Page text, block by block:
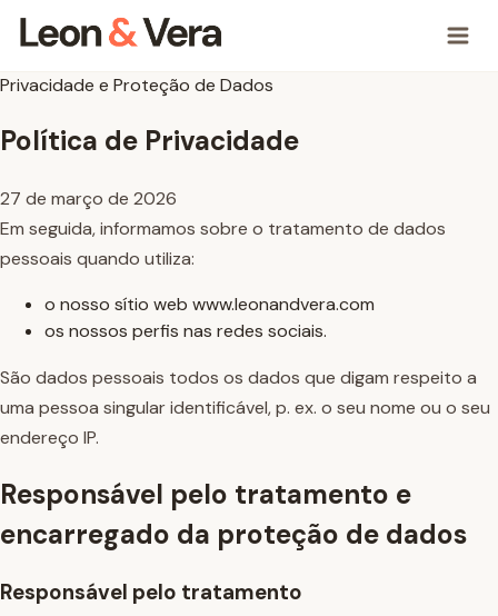
Privacidade e Proteção de Dados
Política de Privacidade
27 de março de 2026
Em seguida, informamos sobre o tratamento de dados
pessoais quando utiliza:
o nosso sítio web www.leonandvera.com
os nossos perfis nas redes sociais.
São dados pessoais todos os dados que digam respeito a
uma pessoa singular identificável, p. ex. o seu nome ou o seu
endereço IP.
Responsável pelo tratamento e
encarregado da proteção de dados
Responsável pelo tratamento